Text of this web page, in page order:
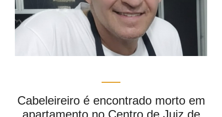
Cabeleireiro é encontrado morto em
apartamento no Centro de Juiz de